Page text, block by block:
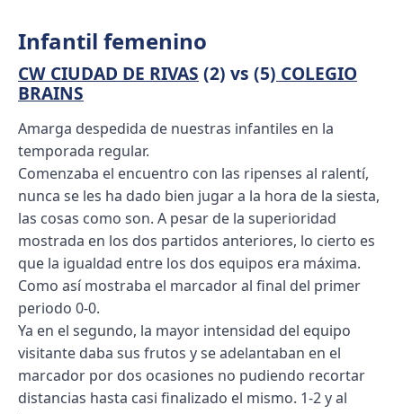
Infantil femenino
CW CIUDAD DE RIVAS (2) vs (5) COLEGIO
BRAINS
Amarga despedida de nuestras infantiles en la
temporada regular.
Comenzaba el encuentro con las ripenses al ralentí,
nunca se les ha dado bien jugar a la hora de la siesta,
las cosas como son. A pesar de la superioridad
mostrada en los dos partidos anteriores, lo cierto es
que la igualdad entre los dos equipos era máxima.
Como así mostraba el marcador al final del primer
periodo 0-0.
Ya en el segundo, la mayor intensidad del equipo
visitante daba sus frutos y se adelantaban en el
marcador por dos ocasiones no pudiendo recortar
distancias hasta casi finalizado el mismo. 1-2 y al